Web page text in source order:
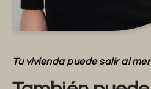
Tu vivienda puede salir al